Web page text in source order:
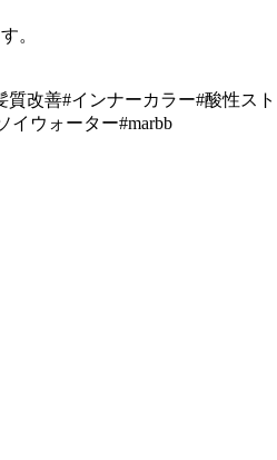
。
改善#インナーカラー#酸性ス
イウォーター#marbb